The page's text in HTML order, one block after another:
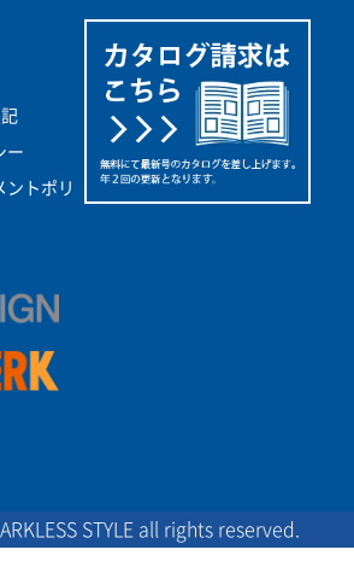
ー
ントポリ
STYLE all rights reserved.